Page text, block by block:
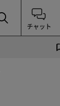
チャット